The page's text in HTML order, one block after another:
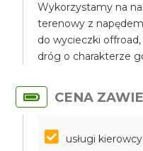
Wykorzystamy na
terenowy z
do wycieczki
dróg o charakterze
CENA
usługi